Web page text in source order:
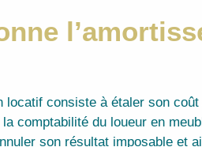
locatif consiste à étaler son
comptabilité du loueur en
son résultat imposable et